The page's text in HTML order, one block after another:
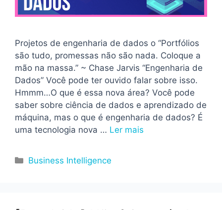
Projetos de engenharia de dados o “Portfólios
são tudo, promessas não são nada. Coloque a
mão na massa.” ~ Chase Jarvis “Engenharia de
Dados” Você pode ter ouvido falar sobre isso.
Hmmm…O que é essa nova área? Você pode
saber sobre ciência de dados e aprendizado de
máquina, mas o que é engenharia de dados? É
uma tecnologia nova … Ler mais
Categorias
Business Intelligence